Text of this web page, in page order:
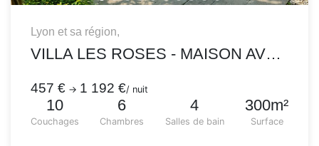
Lyon et sa région,
VILLA LES ROSES - MAISON AVEC PISCINE ET JARDIN
457 €→ 1 192 €/ nuit
10
Couchages
6
Chambres
4
Salles de bain
300m²
Surface